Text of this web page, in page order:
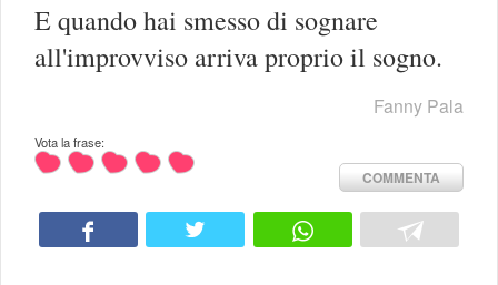
E quando hai smesso di sognare
all'improvviso arriva proprio il sogno.
Fanny Pala
Vota la frase:
COMMENTA